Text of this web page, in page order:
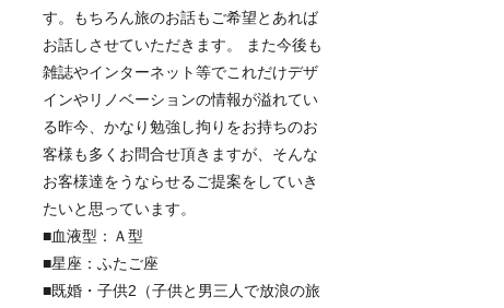
す。もちろん旅のお話もご希望とあれば
お話しさせていただきます。 また今後も
雑誌やインターネット等でこれだけデザ
インやリノベーションの情報が溢れてい
る昨今、かなり勉強し拘りをお持ちのお
客様も多くお問合せ頂きますが、そんな
お客様達をうならせるご提案をしていき
たいと思っています。
■血液型：Ａ型
■星座：ふたご座
■既婚・子供2（子供と男三人で放浪の旅